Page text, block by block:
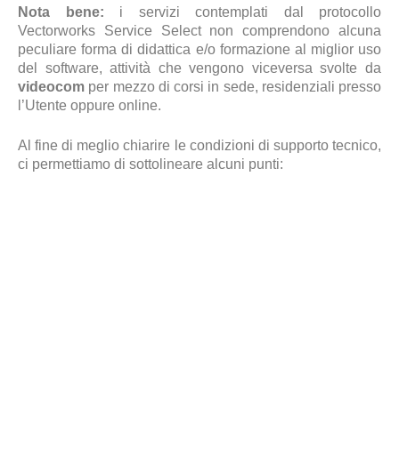
Nota bene: i servizi contemplati dal protocollo
Vectorworks Service Select non comprendono alcuna
peculiare forma di didattica e/o formazione al miglior uso
del software, attività che vengono viceversa svolte da
videocom per mezzo di corsi in sede, residenziali presso
l’Utente oppure online.
Al fine di meglio chiarire le condizioni di supporto tecnico,
ci permettiamo di sottolineare alcuni punti: